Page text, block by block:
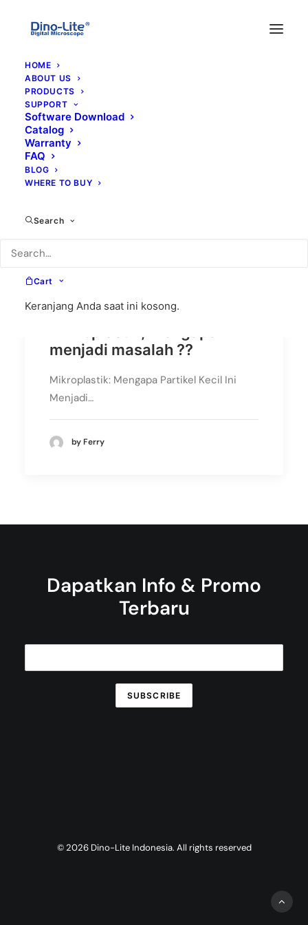
HOME
ABOUT US
PRODUCTS
SUPPORT
Software Download
Catalog
Warranty
FAQ
BLOG
WHERE TO BUY
Search
Cart
Keranjang Anda saat ini kosong.
menjadi masalah ??
Mikroplastik: Mengapa Partikel Kecil Ini
Menjadi…
by Ferry
Dapatkan Info & Promo
Terbaru
© 2026 Dino-Lite Indonesia. All rights reserved